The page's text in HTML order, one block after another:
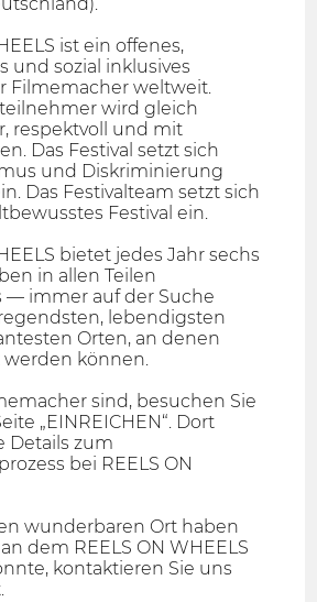
ist ein offenes,
und sozial inklusives
Filmemacher weltweit.
wird gleich
respektvoll und mit
Das Festival setzt sich
und Diskriminierung
Das Festivalteam setzt sich
Festival ein.
bietet jedes Jahr sechs
in allen Teilen
— immer auf der Suche
lebendigsten
Orten, an denen
werden können.
sind, besuchen Sie
„EINREICHEN“. Dort
Details zum
bei REELS ON
wunderbaren Ort haben
dem REELS ON WHEELS
kontaktieren Sie uns